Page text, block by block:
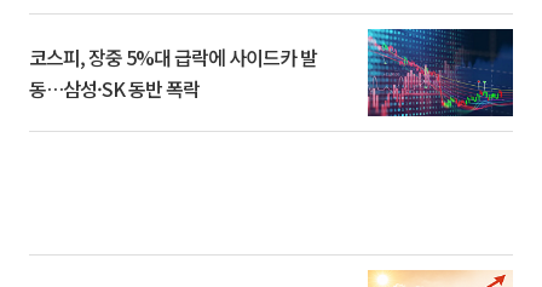
코스피, 장중 5%대 급락에 사이드카 발
동…삼성·SK 동반 폭락